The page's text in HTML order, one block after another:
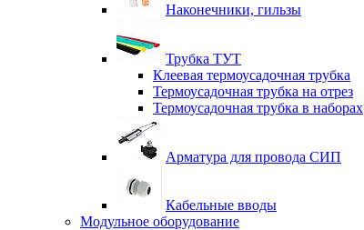
Наконечники, гильзы
Трубка ТУТ
Клеевая термоусадочная трубка
Термоусадочная трубка на отрез
Термоусадочная трубка в наборах
Арматура для провода СИП
Кабельные вводы
Модульное оборудование